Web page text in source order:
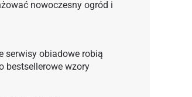
nowoczesny ogród i
serwisy obiadowe robią
bestsellerowe wzory